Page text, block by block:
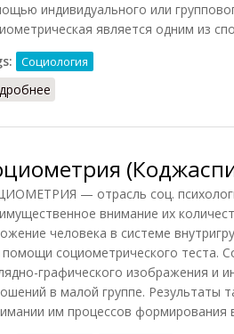
индивидуального или
является одним из
Социология
— отрасль соц.
внимание их
человека в системе
помощи социометрического теста.
графического изображения и
в малой группе. Результаты
им процессов формирования